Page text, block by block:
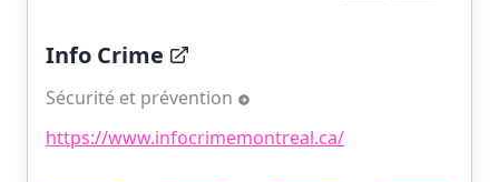
Info Crime
Sécurité et prévention
https://www.infocrimemontreal.ca/